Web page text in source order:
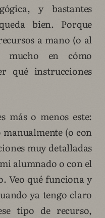
y bastantes
bien. Porque
a mano (o al
mucho en cómo
qué instrucciones
más o menos este:
(o con
muy detalladas
alumnado o con el
Veo qué funciona y
ya tengo claro
tipo de recurso,